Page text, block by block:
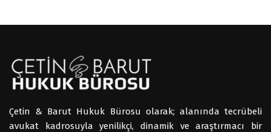
Çetin & Barut Hukuk Bürosu olarak; alanında tecrübeli
avukat kadrosuyla yenilikçi, dinamik ve araştırmacı bir